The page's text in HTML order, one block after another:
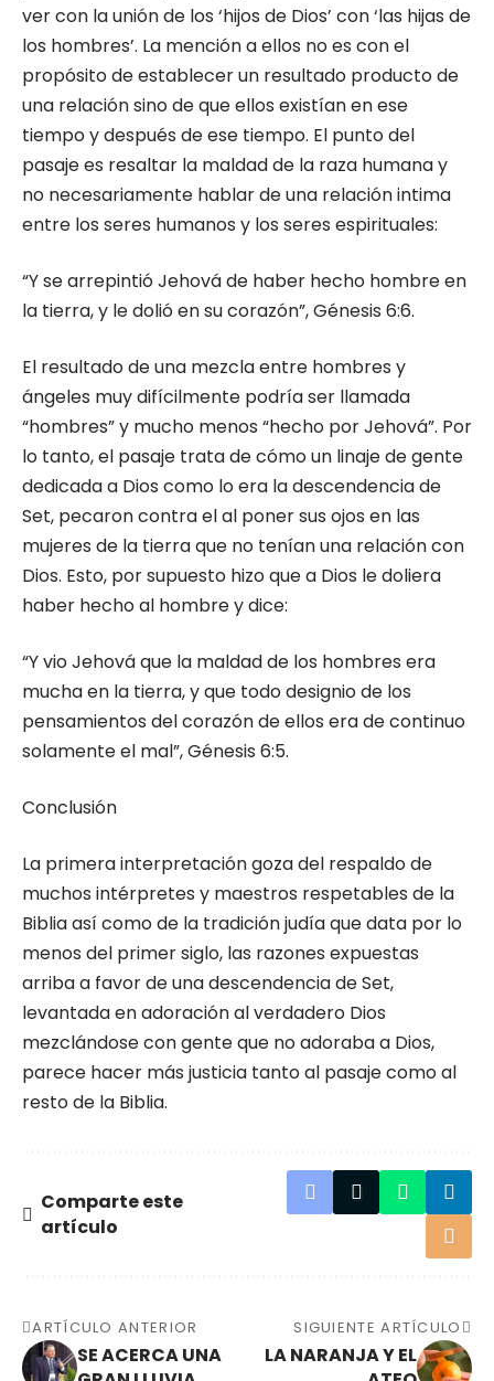
ver con la unión de los ‘hijos de Dios’ con ‘las hijas de
los hombres’. La mención a ellos no es con el
propósito de establecer un resultado producto de
una relación sino de que ellos existían en ese
tiempo y después de ese tiempo. El punto del
pasaje es resaltar la maldad de la raza humana y
no necesariamente hablar de una relación intima
entre los seres humanos y los seres espirituales:
“Y se arrepintió Jehová de haber hecho hombre en
la tierra, y le dolió en su corazón”, Génesis 6:6.
El resultado de una mezcla entre hombres y
ángeles muy difícilmente podría ser llamada
“hombres” y mucho menos “hecho por Jehová”. Por
lo tanto, el pasaje trata de cómo un linaje de gente
dedicada a Dios como lo era la descendencia de
Set, pecaron contra el al poner sus ojos en las
mujeres de la tierra que no tenían una relación con
Dios. Esto, por supuesto hizo que a Dios le doliera
haber hecho al hombre y dice:
“Y vio Jehová que la maldad de los hombres era
mucha en la tierra, y que todo designio de los
pensamientos del corazón de ellos era de continuo
solamente el mal”, Génesis 6:5.
Conclusión
La primera interpretación goza del respaldo de
muchos intérpretes y maestros respetables de la
Biblia así como de la tradición judía que data por lo
menos del primer siglo, las razones expuestas
arriba a favor de una descendencia de Set,
levantada en adoración al verdadero Dios
mezclándose con gente que no adoraba a Dios,
parece hacer más justicia tanto al pasaje como al
resto de la Biblia.
Comparte este
artículo
ARTÍCULO ANTERIOR
SE ACERCA UNA
SIGUIENTE ARTÍCULO
LA NARANJA Y EL